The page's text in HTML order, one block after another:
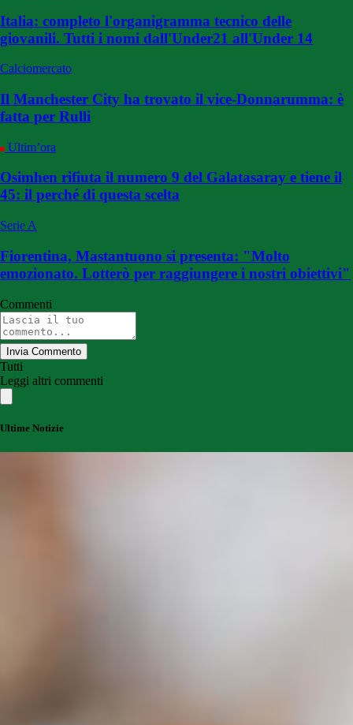
Italia: completo l'organigramma tecnico delle
giovanili. Tutti i nomi dall'Under21 all'Under 14
Calciomercato
Il Manchester City ha trovato il vice-Donnarumma: è
fatta per Rulli
Ultim’ora
Osimhen rifiuta il numero 9 del Galatasaray e tiene il
45: il perché di questa scelta
Serie A
Fiorentina, Mastantuono si presenta: "Molto
emozionato. Lotterò per raggiungere i nostri obiettivi"
Commenti
Invia Commento
Tutti
Leggi altri commenti
Ultime Notizie